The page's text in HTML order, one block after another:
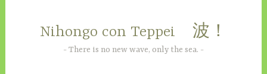
Nihongo con Teppei 波！
There is no new wave, only the sea.